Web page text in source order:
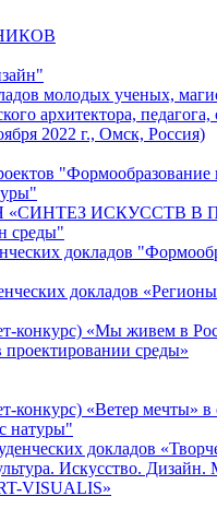
молодых ученых,
архитектора,
2022 г., Омск, Россия)
ИСКУССТВ В
среды"
докладов
докладов
конкурс) «Мы живем в
проектировании среды»
«Ветер мечты» в
натуры"
докладов
Искусство. Дизайн.
VISUALIS»